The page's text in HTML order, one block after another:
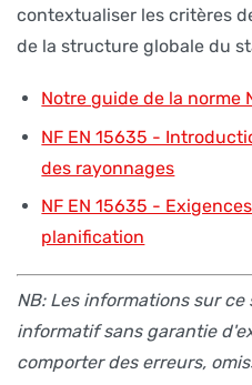
contextualiser les critères
de la structure globale du
Notre guide de la norme
NF EN 15635 -
des rayonnages
NF EN 15635 -
planification
NB: Les informations sur
informatif sans garantie
comporter des erreurs,